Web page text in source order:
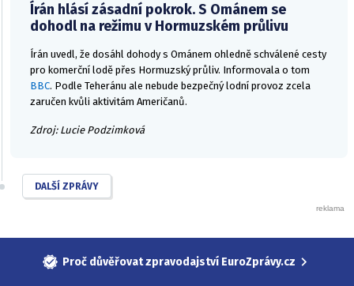
Írán hlásí zásadní pokrok. S Ománem se
dohodl na režimu v Hormuzském průlivu
Írán uvedl, že dosáhl dohody s Ománem ohledně schválené cesty
pro komerční lodě přes Hormuzský průliv. Informovala o tom
BBC. Podle Teheránu ale nebude bezpečný lodní provoz zcela
zaručen kvůli aktivitám Američanů.
Zdroj: Lucie Podzimková
DALŠÍ ZPRÁVY
Proč důvěřovat zpravodajství EuroZprávy.cz